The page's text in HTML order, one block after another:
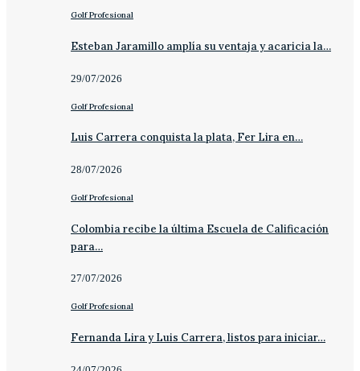
Golf Profesional
Esteban Jaramillo amplía su ventaja y acaricia la…
29/07/2026
Golf Profesional
Luis Carrera conquista la plata, Fer Lira en…
28/07/2026
Golf Profesional
Colombia recibe la última Escuela de Calificación
para…
27/07/2026
Golf Profesional
Fernanda Lira y Luis Carrera, listos para iniciar…